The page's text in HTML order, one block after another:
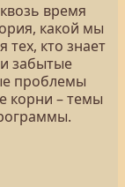
время
какой мы
кто знает
забытые
проблемы
корни – темы